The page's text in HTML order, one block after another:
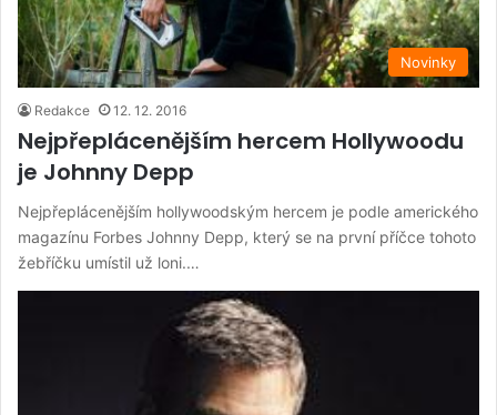
Novinky
Redakce 12. 12. 2016
Nejpřeplácenějším hercem Hollywoodu
je Johnny Depp
Nejpřeplácenějším hollywoodským hercem je podle amerického
magazínu Forbes Johnny Depp, který se na první příčce tohoto
žebříčku umístil už loni.…